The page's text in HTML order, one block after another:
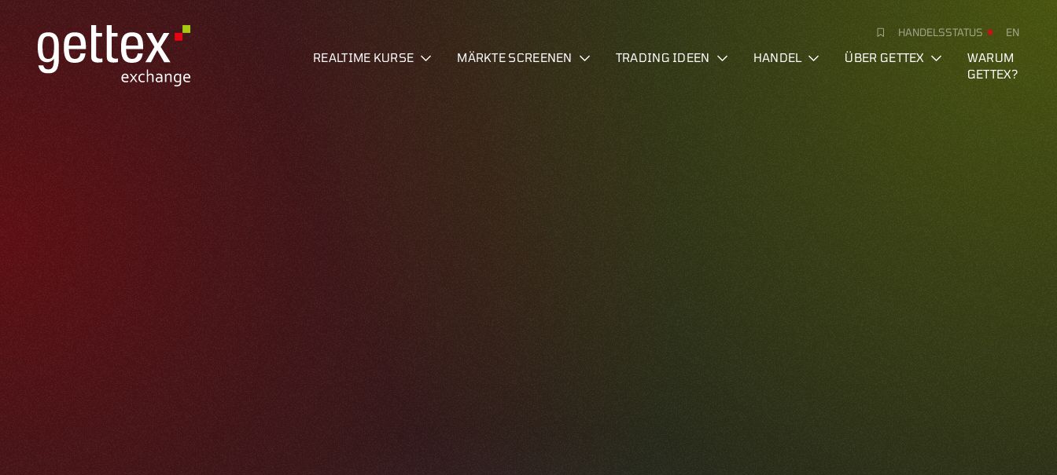
HANDELSSTATUS EN
REALTIME KURSE MÄRKTE SCREENEN TRADING IDEEN HANDEL ÜBER GETTEX
WARUM
GETTEX?